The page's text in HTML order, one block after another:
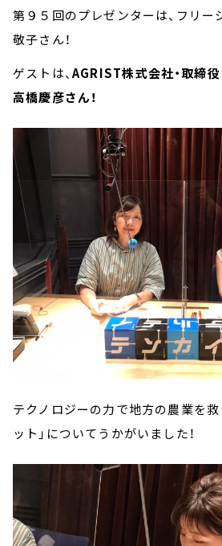
第９５回のプレゼンターは、フリー
敬子さん！
ゲストは、AGRIST株式会社・取締
高橋慶彦さん！
テクノロジーの力で地方の農業を救
ット」についてうかがいました！